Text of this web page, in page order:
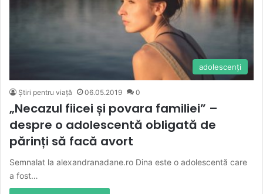
adolescenţi
Știri pentru viață 06.05.2019 0
„Necazul fiicei și povara familiei” –
despre o adolescentă obligată de
părinți să facă avort
Semnalat la alexandranadane.ro Dina este o adolescentă care
a fost…